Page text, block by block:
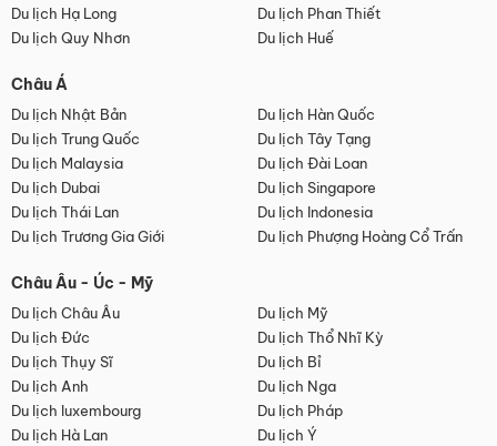
Du lịch Hạ Long
Du lịch Phan Thiết
Du lịch Quy Nhơn
Du lịch Huế
Châu Á
Du lịch Nhật Bản
Du lịch Hàn Quốc
Du lịch Trung Quốc
Du lịch Tây Tạng
Du lịch Malaysia
Du lịch Đài Loan
Du lịch Dubai
Du lịch Singapore
Du lịch Thái Lan
Du lịch Indonesia
Du lịch Trương Gia Giới
Du lịch Phượng Hoàng Cổ Trấn
Châu Âu - Úc - Mỹ
Du lịch Châu Âu
Du lịch Mỹ
Du lịch Đức
Du lịch Thổ Nhĩ Kỳ
Du lịch Thụy Sĩ
Du lịch Bỉ
Du lịch Anh
Du lịch Nga
Du lịch luxembourg
Du lịch Pháp
Du lịch Hà Lan
Du lịch Ý